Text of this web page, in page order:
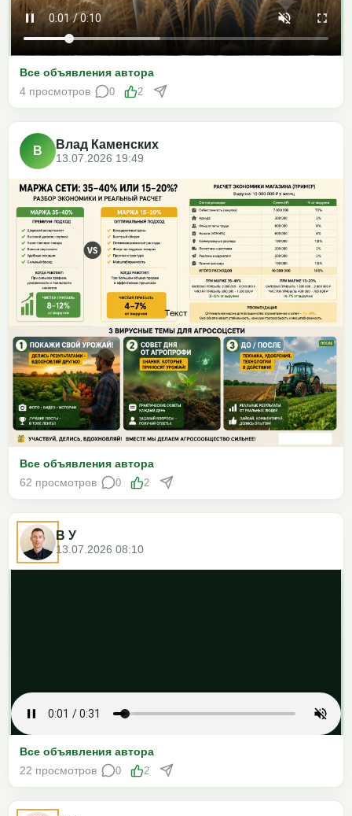
Все объявления автора
4 просмотров
0 2
В Влад Каменских
13.07.2026 19:49
Все объявления автора
62 просмотров
0 2
В У
13.07.2026 08:10
Все объявления автора
22 просмотров
0 2